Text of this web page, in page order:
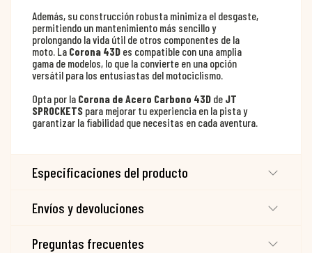
Además, su construcción robusta minimiza el desgaste,
permitiendo un mantenimiento más sencillo y
prolongando la vida útil de otros componentes de la
moto. La Corona 43D es compatible con una amplia
gama de modelos, lo que la convierte en una opción
versátil para los entusiastas del motociclismo.
Opta por la Corona de Acero Carbono 43D de JT
SPROCKETS para mejorar tu experiencia en la pista y
garantizar la fiabilidad que necesitas en cada aventura.
Especificaciones del producto
Envíos y devoluciones
Preguntas frecuentes